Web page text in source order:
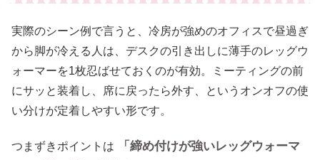
実際のシーン例で言うと、冷房が強めのオフィスで昼過ぎ
から脚が冷える人は、デスクの引き出しに薄手のレッグウ
ォーマーを1枚忍ばせておくのが有効。ミーティングの前
にサッと装着し、席に戻ったら外す、というオンオフの使
い分けが定着しやすい形です。
つまずきポイントは
「締め付けが強いレッグウォーマ